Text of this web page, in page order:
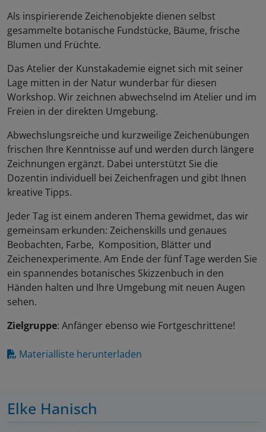
Als inspirierende Zeichenobjekte dienen selbst
gesammelte botanische Fundstücke, Bäume, frische
Blumen und Früchte.
Das Atelier der Kunstakademie eignet sich mit seiner
Lage mitten in der Natur wunderbar für diesen
Workshop. Wir zeichnen abwechselnd im Atelier und im
Freien in der direkten Umgebung.
Abwechslungsreiche und kurzweilige Zeichenübungen
frischen Ihre Kenntnisse auf und werden durch längere
Zeichnungen ergänzt. Dabei unterstützt Sie die
Dozentin individuell bei Zeichenfragen und gibt Ihnen
kreative Tipps.
Jeder Tag ist einem anderen Thema gewidmet, das wir
gemeinsam erkunden: Zeichenskills und genaues
Beobachten, Farbe, Komposition, Blätter und
Zeichenexperimente. Am Ende der fünf Tage werden Sie
ein spannendes botanisches Skizzenbuch in den
Händen halten und Ihre Umgebung mit neuen Augen
sehen.
Zielgruppe: Anfänger ebenso wie Fortgeschrittene!
Materialliste herunterladen
Elke Hanisch